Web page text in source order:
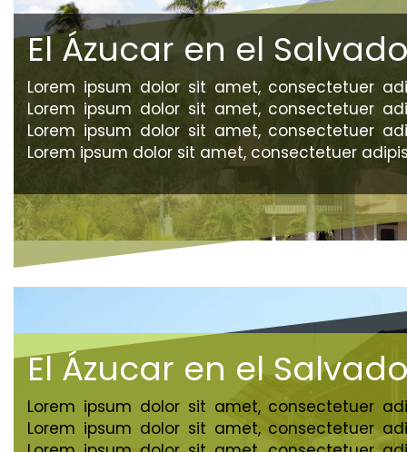
El Ázucar en el
Lorem ipsum dolor sit amet, consectetuer
Lorem ipsum dolor sit amet, consectetuer
Lorem ipsum dolor sit amet, consectetuer
Lorem ipsum dolor sit amet, consectetuer
El Ázucar en el
Lorem ipsum dolor sit amet, consectetuer
Lorem ipsum dolor sit amet, consectetuer